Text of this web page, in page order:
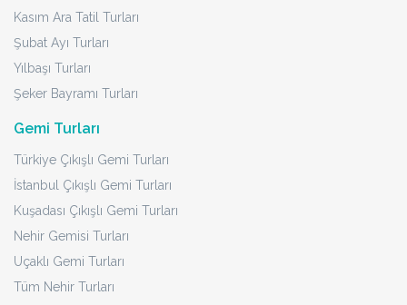
Kasım Ara Tatil Turları
Şubat Ayı Turları
Yılbaşı Turları
Şeker Bayramı Turları
Gemi Turları
Türkiye Çıkışlı Gemi Turları
İstanbul Çıkışlı Gemi Turları
Kuşadası Çıkışlı Gemi Turları
Nehir Gemisi Turları
Uçaklı Gemi Turları
Tüm Nehir Turları